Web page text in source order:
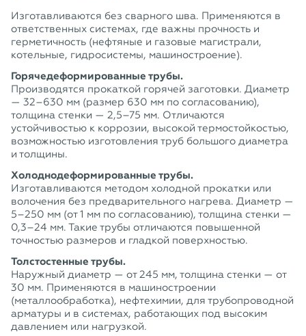
Изготавливаются без сварного шва. Применяются в
ответственных системах, где важны прочность и
герметичность (нефтяные и газовые магистрали,
котельные, гидросистемы, машиностроение).
Горячедеформированные трубы.
Производятся прокаткой горячей заготовки. Диаметр
— 32–630 мм (размер 630 мм по согласованию),
толщина стенки — 2,5–75 мм. Отличаются
устойчивостью к коррозии, высокой термостойкостью,
возможностью изготовления труб большого диаметра
и толщины.
Холоднодеформированные трубы.
Изготавливаются методом холодной прокатки или
волочения без предварительного нагрева. Диаметр —
5–250 мм (от 1 мм по согласованию), толщина стенки —
0,3–24 мм. Такие трубы отличаются повышенной
точностью размеров и гладкой поверхностью.
Толстостенные трубы.
Наружный диаметр — от 245 мм, толщина стенки — от
30 мм. Применяются в машиностроении
(металлообработка), нефтехимии, для трубопроводной
арматуры и в системах, работающих под высоким
давлением или нагрузкой.